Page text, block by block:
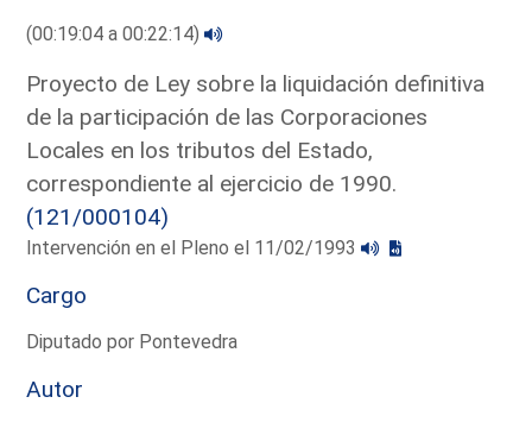
(00:19:04 a 00:22:14)
Proyecto de Ley sobre la liquidación definitiva
de la participación de las Corporaciones
Locales en los tributos del Estado,
correspondiente al ejercicio de 1990.
(121/000104)
Intervención en el Pleno el 11/02/1993
Cargo
Diputado por Pontevedra
Autor